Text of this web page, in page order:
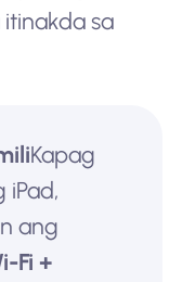
sa
Kapag
iPad,
ang
Fi +